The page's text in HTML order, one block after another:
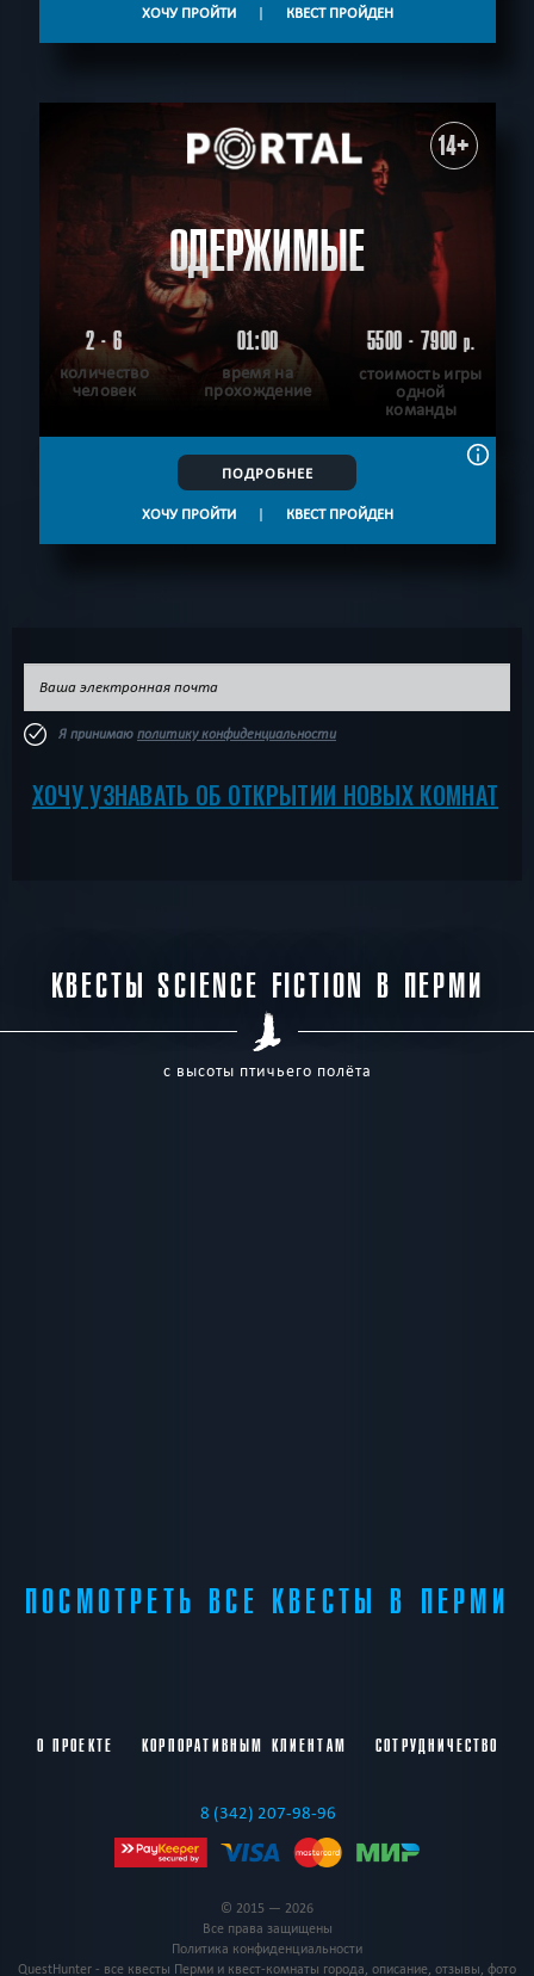
ХОЧУ ПРОЙТИ | КВЕСТ ПРОЙДЕН
14+
ОДЕРЖИМЫЕ
2 - 6
количество
человек
01:00
время на
прохождение
5500 - 7900р.
стоимость игры
одной
команды
ПОДРОБНЕЕ
ХОЧУ ПРОЙТИ | КВЕСТ ПРОЙДЕН
Я принимаю политику конфиденциальности
ХОЧУ УЗНАВАТЬ ОБ ОТКРЫТИИ НОВЫХ КОМНАТ
КВЕСТЫ SCIENCE FICTION В ПЕРМИ
с высоты птичьего полёта
ПОСМОТРЕТЬ ВСЕ КВЕСТЫ В ПЕРМИ
О ПРОЕКТЕ КОРПОРАТИВНЫМ КЛИЕНТАМ СОТРУДНИЧЕСТВО
8 (342) 207-98-96
© 2015 — 2026
Все права защищены
Политика конфиденциальности
QuestHunter - все квесты Перми и квест-комнаты города, описание, отзывы, фото